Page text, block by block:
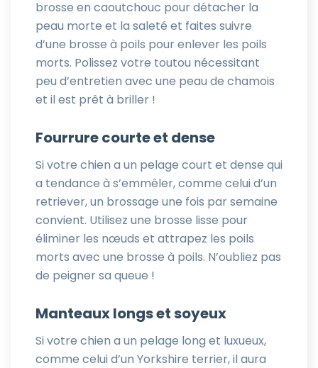
brosse en caoutchouc pour détacher la
peau morte et la saleté et faites suivre
d’une brosse à poils pour enlever les poils
morts. Polissez votre toutou nécessitant
peu d’entretien avec une peau de chamois
et il est prêt à briller !
Fourrure courte et dense
Si votre chien a un pelage court et dense qui
a tendance à s’emmêler, comme celui d’un
retriever, un brossage une fois par semaine
convient. Utilisez une brosse lisse pour
éliminer les nœuds et attrapez les poils
morts avec une brosse à poils. N’oubliez pas
de peigner sa queue !
Manteaux longs et soyeux
Si votre chien a un pelage long et luxueux,
comme celui d’un Yorkshire terrier, il aura